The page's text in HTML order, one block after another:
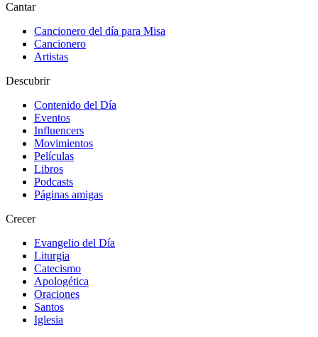
Cantar
Cancionero del día para Misa
Cancionero
Artistas
Descubrir
Contenido del Día
Eventos
Influencers
Movimientos
Películas
Libros
Podcasts
Páginas amigas
Crecer
Evangelio del Día
Liturgia
Catecismo
Apologética
Oraciones
Santos
Iglesia